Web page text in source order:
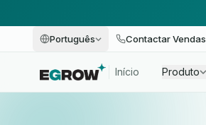
Português Contactar Vendas
Início Produto